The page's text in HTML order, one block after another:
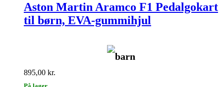
Aston Martin Aramco F1 Pedalgokart
til børn, EVA-gummihjul
barn
895,00 kr.